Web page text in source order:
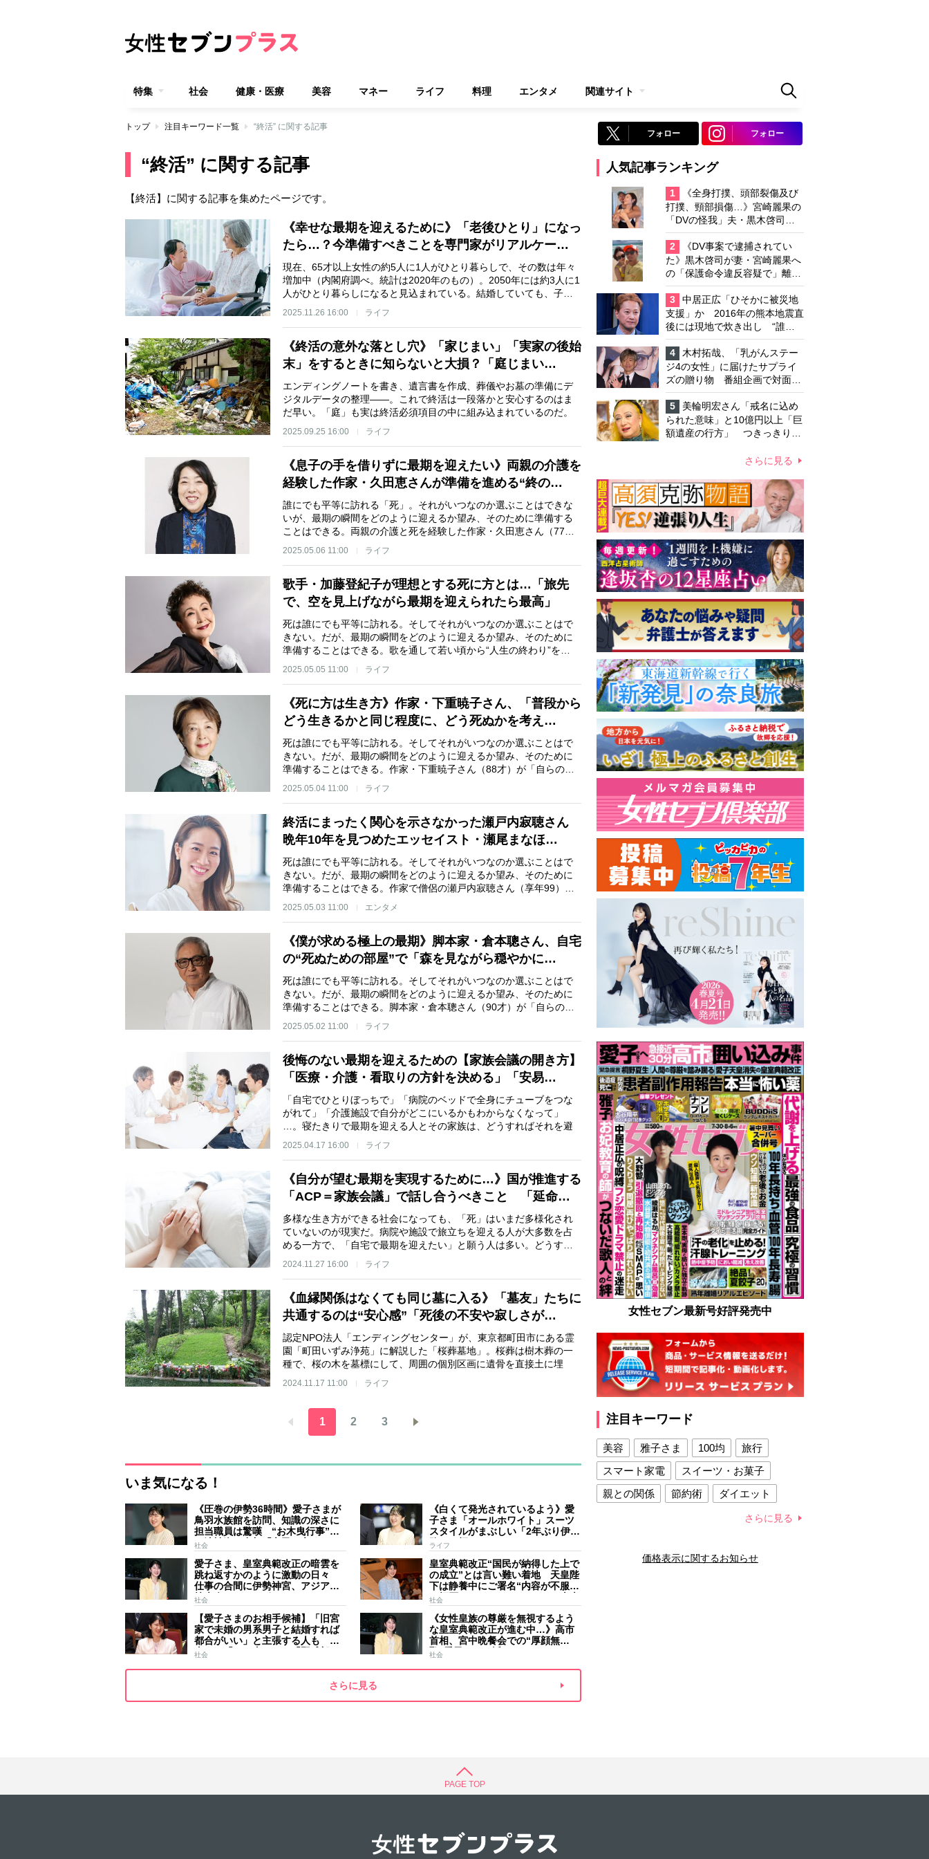
特集 社会 健康・医療 美容 マネー ライフ 料理 エンタメ 関連サイト
トップ 注目キーワード一覧 “終活” に関する記事
“終活” に関する記事
【終活】に関する記事を集めたページです。
《幸せな最期を迎えるために》「老後ひとり」になっ
たら…？今準備すべきことを専門家がリアルケー…
現在、65才以上女性の約5人に1人がひとり暮らしで、その数は年々
増加中（内閣府調べ。統計は2020年のもの）。2050年には約3人に1
人がひとり暮らしになると見込まれている。結婚していても、子…
2025.11.26 16:00 ライフ
《終活の意外な落とし穴》「家じまい」「実家の後始
末」をするときに知らないと大損？「庭じまい…
エンディングノートを書き、遺言書を作成、葬儀やお墓の準備にデ
ジタルデータの整理――。これで終活は一段落かと安心するのはま
だ早い。「庭」も実は終活必須項目の中に組み込まれているのだ。
2025.09.25 16:00 ライフ
《息子の手を借りずに最期を迎えたい》両親の介護を
経験した作家・久田恵さんが準備を進める“終の…
誰にでも平等に訪れる「死」。それがいつなのか選ぶことはできな
いが、最期の瞬間をどのように迎えるか望み、そのために準備する
ことはできる。両親の介護と死を経験した作家・久田恵さん（77…
2025.05.06 11:00 ライフ
歌手・加藤登紀子が理想とする死に方とは…「旅先
で、空を見上げながら最期を迎えられたら最高」
死は誰にでも平等に訪れる。そしてそれがいつなのか選ぶことはで
きない。だが、最期の瞬間をどのように迎えるか望み、そのために
準備することはできる。歌を通して若い頃から“人生の終わり”を…
2025.05.05 11:00 ライフ
《死に方は生き方》作家・下重暁子さん、「普段から
どう生きるかと同じ程度に、どう死ぬかを考え…
死は誰にでも平等に訪れる。そしてそれがいつなのか選ぶことはで
きない。だが、最期の瞬間をどのように迎えるか望み、そのために
準備することはできる。作家・下重暁子さん（88才）が「自らの…
2025.05.04 11:00 ライフ
終活にまったく関心を示さなかった瀬戸内寂聴さん
晩年10年を見つめたエッセイスト・瀬尾まなほ…
死は誰にでも平等に訪れる。そしてそれがいつなのか選ぶことはで
きない。だが、最期の瞬間をどのように迎えるか望み、そのために
準備することはできる。作家で僧侶の瀬戸内寂聴さん（享年99）…
2025.05.03 11:00 エンタメ
《僕が求める極上の最期》脚本家・倉本聰さん、自宅
の“死ぬための部屋”で「森を見ながら穏やかに…
死は誰にでも平等に訪れる。そしてそれがいつなのか選ぶことはで
きない。だが、最期の瞬間をどのように迎えるか望み、そのために
準備することはできる。脚本家・倉本聰さん（90才）が「自らの…
2025.05.02 11:00 ライフ
後悔のない最期を迎えるための【家族会議の開き方】
「医療・介護・看取りの方針を決める」「安易…
「自宅でひとりぼっちで」「病院のベッドで全身にチューブをつな
がれて」「介護施設で自分がどこにいるかもわからなくなって」
…。寝たきりで最期を迎える人とその家族は、どうすればそれを避
2025.04.17 16:00 ライフ
《自分が望む最期を実現するために…》国が推進する
「ACP＝家族会議」で話し合うべきこと 「延命…
多様な生き方ができる社会になっても、「死」はいまだ多様化され
ていないのが現実だ。病院や施設で旅立ちを迎える人が大多数を占
める一方で、「自宅で最期を迎えたい」と願う人は多い。どうす…
2024.11.27 16:00 ライフ
《血縁関係はなくても同じ墓に入る》「墓友」たちに
共通するのは“安心感”「死後の不安や寂しさが…
認定NPO法人「エンディングセンター」が、東京都町田市にある霊
園「町田いずみ浄苑」に解説した「桜葬墓地」。桜葬は樹木葬の一
種で、桜の木を墓標にして、周囲の個別区画に遺骨を直接土に埋
2024.11.17 11:00 ライフ
1 2 3
いま気になる！
《圧巻の伊勢36時間》愛子さまが
鳥羽水族館を訪問、知識の深さに
担当職員は驚嘆 “お木曳行事”に
は法被姿で参加「市民に交じって
一生懸命引いておられました」
社会
《白くて発光されているよう》愛
子さま「オールホワイト」スーツ
スタイルがまぶしい「2年ぶり伊勢
路」の輝き
ライフ
愛子さま、皇室典範改正の暗雲を
跳ね返すかのように激動の日々
仕事の合間に伊勢神宮、アジア競
技大会、シンガポール…スケジュ
ールはびっしり 「天皇家のご長
女」の揺るがぬ思い
社会
皇室典範改正“国民が納得した上で
の成立”とは言い難い着地 天皇陛
下は静養中にご署名“内容が不服で
も拒否することはできない” 米大
手紙は男系男子に固執する日本の
現状を批判的に報道
社会
【愛子さまのお相手候補】「旧宮
家で未婚の男系男子と結婚すれば
都合がいい」と主張する人も 過
去には「のび太くん」「野球部エ
前
社会
《女性皇族の尊厳を無視するよう
な皇室典範改正が進む中…》高市
首相、宮中晩餐会での“厚顔無
恥”愛子さまに近づきハイテンショ
ほど取り囲む
社会
さらに見る
フォロー フォロー
人気記事ランキング
1
《全身打撲、頭部裂傷及び
打撲、頸部損傷…》宮崎麗果の
「DVの怪我」夫・黒木啓司の
逮捕で始まる「夫婦の闘争」
2
《DV事案で逮捕されてい
た》黒木啓司が妻・宮崎麗果へ
の「保護命令違反容疑で」離婚
協議は「第二ステージ」へ
3
中居正広「ひそかに被災地
支援」か 2016年の熊本地震直
後には現地で炊き出し “誰に
も知られなくて良い”と、むし
ろ強まる福祉活動への思い
4
木村拓哉、「乳がんステー
ジ4の女性」に届けたサプライ
ズの贈り物 番組企画で対面し
たファンが、夢と希望を与える
心遣いに「うれしくて号泣しま
した」
5
美輪明宏さん「戒名に込め
られた意味」と10億円以上「巨
額遺産の行方」 つきっきりで
さらに見る
女性セブン最新号好評発売中
注目キーワード
美容 雅子さま 100均
旅行
スマート家電
スイーツ・お菓子
親との関係
節約術
ダイエット
夫との関係
新津春子 どか食い
さらに見る
価格表示に関するお知らせ
PAGE TOP